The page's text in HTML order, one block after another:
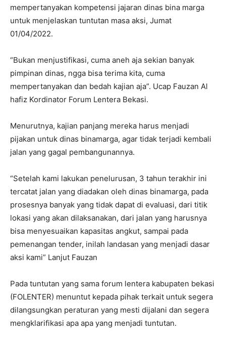
mempertanyakan kompetensi jajaran dinas bina marga
untuk menjelaskan tuntutan masa aksi, Jumat
01/04/2022.
“Bukan menjustifikasi, cuma aneh aja sekian banyak
pimpinan dinas, ngga bisa terima kita, cuma
mempertanyakan dan bedah kajian aja”. Ucap Fauzan Al
hafiz Kordinator Forum Lentera Bekasi.
Menurutnya, kajian panjang mereka harus menjadi
pijakan untuk dinas binamarga, agar tidak terjadi kembali
jalan yang gagal pembangunannya.
“Setelah kami lakukan penelurusan, 3 tahun terakhir ini
tercatat jalan yang diadakan oleh dinas binamarga, pada
prosesnya banyak yang tidak dapat di evaluasi, dari titik
lokasi yang akan dilaksanakan, dari jalan yang harusnya
bisa menyesuaikan kapasitas angkut, sampai pada
pemenangan tender, inilah landasan yang menjadi dasar
aksi kami” Lanjut Fauzan
Pada tuntutan yang sama forum lentera kabupaten bekasi
(FOLENTER) menuntut kepada pihak terkait untuk segera
dilangsungkan peraturan yang mesti dijalani dan segera
mengklarifikasi apa apa yang menjadi tuntutan.